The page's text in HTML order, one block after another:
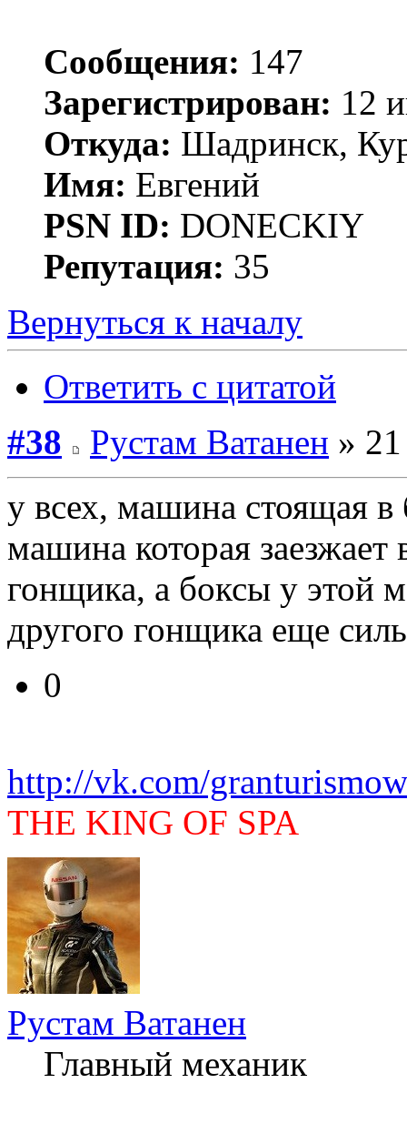
Сообщения: 147
Зарегистрирован: 12
Откуда: Шадринск,
Имя: Евгений
PSN ID: DONECKIY
Репутация: 35
Вернуться к началу
Ответить с цитатой
#38
Рустам Ватанен »
у всех, машина стоящая в
машина которая заезжает
гонщика, а боксы у этой
другого гонщика еще
0
http://vk.com/
THE KING OF SPA
Рустам Ватанен
Главный механик